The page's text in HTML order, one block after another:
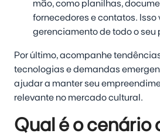
mão, como planilhas,
fornecedores e contatos.
gerenciamento de todo o seu
Por último,acompanhe
tecnologias e demandas
ajudar a manter seu
relevante no mercado cultural.
Qual é o cenário